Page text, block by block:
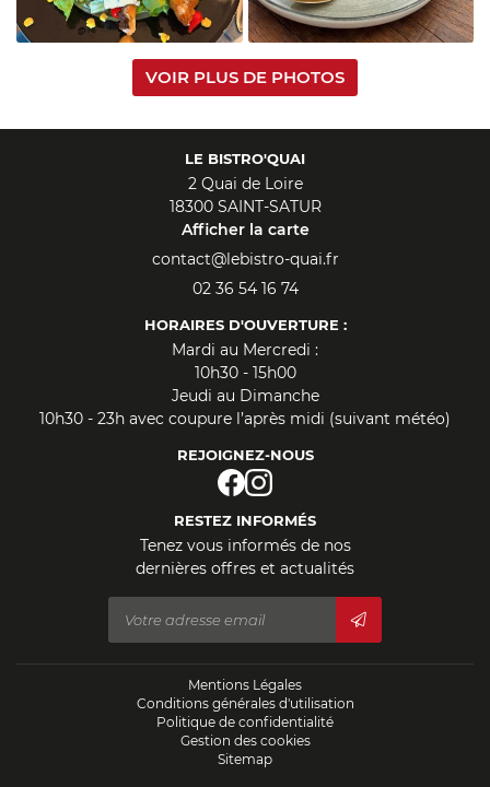

Agrandir la photo
VOIR PLUS DE PHOTOS
LE BISTRO'QUAI
2 Quai de Loire
18300 SAINT-SATUR
Afficher la carte
02 36 54 16 74
HORAIRES D'OUVERTURE :
Mardi au Mercredi :
10h30 - 15h00
Jeudi au Dimanche
10h30 - 23h avec coupure l’après midi (suivant météo)
REJOIGNEZ-NOUS
RESTEZ INFORMÉS
Tenez vous informés de nos
dernières offres et actualités
Mentions Légales
Conditions générales d'utilisation
Politique de confidentialité
Gestion des cookies
Sitemap